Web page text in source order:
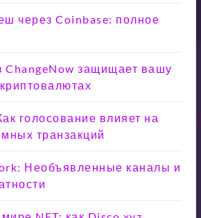
через Coinbase: полное
ChangeNow защищает вашу
голосование влияет на
транзакций
Необъявленные каналы и